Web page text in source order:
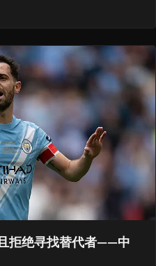
拒绝寻找替代者——中